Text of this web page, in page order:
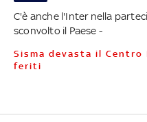
C'è anche l'Inter nella
sconvolto il Paese -
Sisma devasta il Centro Italia: decine tra morti e
feriti